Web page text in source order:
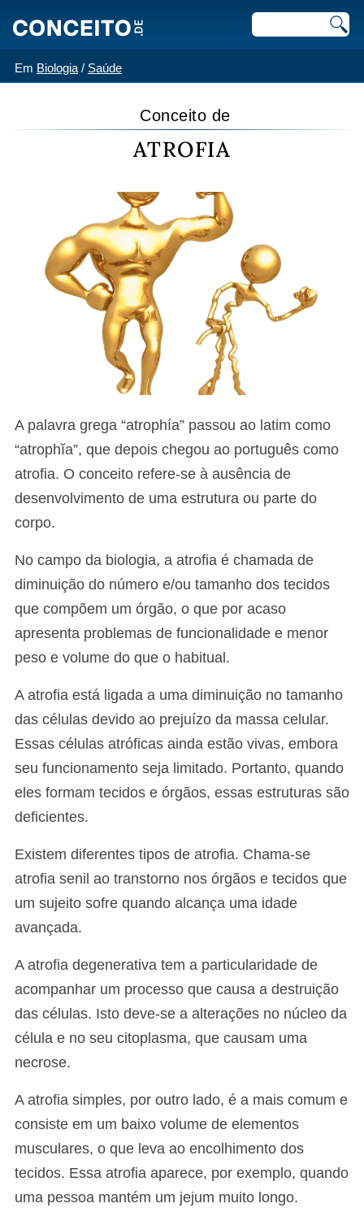
Em Biologia / Saúde
Conceito de
ATROFIA
A palavra grega “atrophía” passou ao latim como
“atrophĭa”, que depois chegou ao português como
atrofia. O conceito refere-se à ausência de
desenvolvimento de uma estrutura ou parte do
corpo.
No campo da biologia, a atrofia é chamada de
diminuição do número e/ou tamanho dos tecidos
que compõem um órgão, o que por acaso
apresenta problemas de funcionalidade e menor
peso e volume do que o habitual.
A atrofia está ligada a uma diminuição no tamanho
das células devido ao prejuízo da massa celular.
Essas células atróficas ainda estão vivas, embora
seu funcionamento seja limitado. Portanto, quando
eles formam tecidos e órgãos, essas estruturas são
deficientes.
Existem diferentes tipos de atrofia. Chama-se
atrofia senil ao transtorno nos órgãos e tecidos que
um sujeito sofre quando alcança uma idade
avançada.
A atrofia degenerativa tem a particularidade de
acompanhar um processo que causa a destruição
das células. Isto deve-se a alterações no núcleo da
célula e no seu citoplasma, que causam uma
necrose.
A atrofia simples, por outro lado, é a mais comum e
consiste em um baixo volume de elementos
musculares, o que leva ao encolhimento dos
tecidos. Essa atrofia aparece, por exemplo, quando
uma pessoa mantém um jejum muito longo.